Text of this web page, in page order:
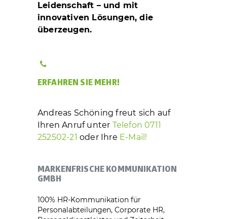
Leidenschaft – und mit
innovativen Lösungen, die
überzeugen.
ERFAHREN SIE MEHR!
Andreas Schöning freut sich auf
Ihren Anruf unter Telefon 0711
252502-21 oder Ihre E-Mail!
MARKENFRISCHE KOMMUNIKATION
GMBH
100% HR-Kommunikation für
Personalabteilungen, Corporate HR,